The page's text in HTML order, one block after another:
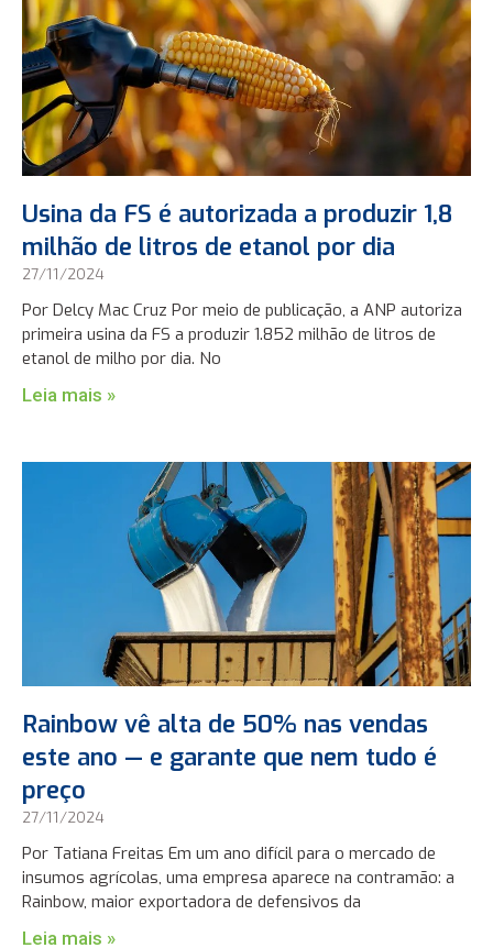
Usina da FS é autorizada a produzir 1,8
milhão de litros de etanol por dia
27/11/2024
Por Delcy Mac Cruz Por meio de publicação, a ANP autoriza
primeira usina da FS a produzir 1.852 milhão de litros de
etanol de milho por dia. No
Leia mais »
Rainbow vê alta de 50% nas vendas
este ano — e garante que nem tudo é
preço
27/11/2024
Por Tatiana Freitas Em um ano difícil para o mercado de
insumos agrícolas, uma empresa aparece na contramão: a
Rainbow, maior exportadora de defensivos da
Leia mais »